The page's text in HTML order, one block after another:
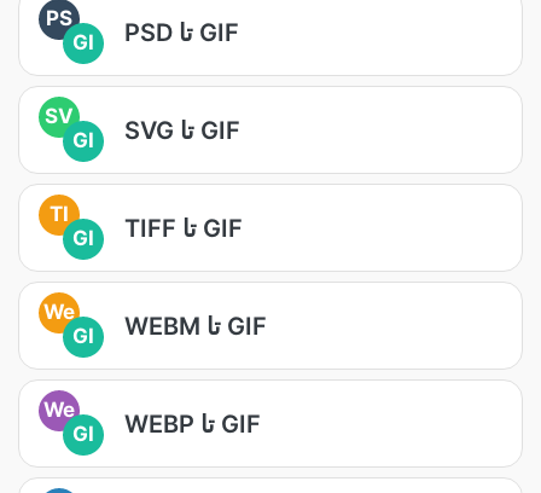
PS
GI
PSD تا GIF
SV
GI
SVG تا GIF
TI
GI
TIFF تا GIF
We
GI
WEBM تا GIF
We
GI
WEBP تا GIF